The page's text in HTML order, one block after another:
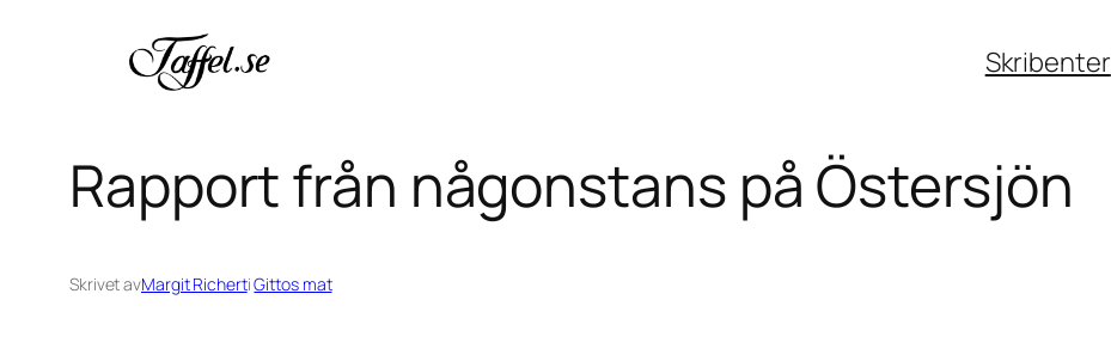
Skribenter
Rapport från någonstans på Östersjön
Skrivet avMargit RichertiGittos mat